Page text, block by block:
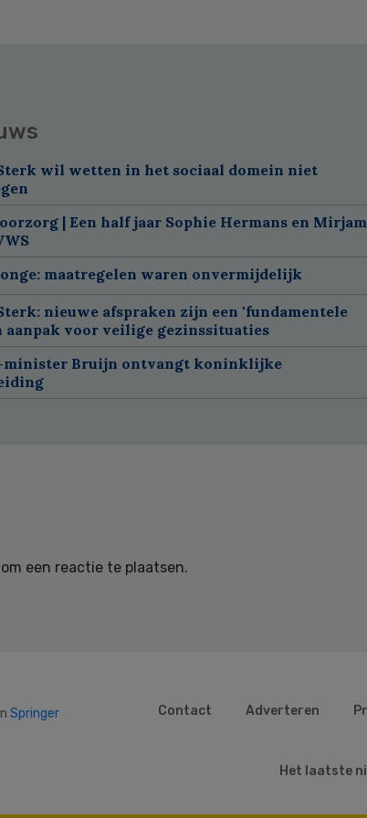
wil wetten in het sociaal domein niet
| Een half jaar Sophie Hermans en Mirjam
maatregelen waren onvermijdelijk
nieuwe afspraken zijn een 'fundamentele
aanpak voor veilige gezinssituaties
minister Bruijn ontvangt koninklijke
om een reactie te plaatsen.
Springer
Contact Adverteren
Het laatste